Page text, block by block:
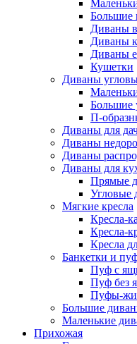
Большие
Диваны
Диваны
Диваны
Кушетки
Диваны
Большие
П-
Диваны для
Диваны
Диваны
Диваны для
Прямые
Угловые
Мягкие кресла
Кресла-
Кресла-
Кресла
Банкетки и
Пуф с
Пуф без
Пуфы-
Большие
Маленькие
Прихожая